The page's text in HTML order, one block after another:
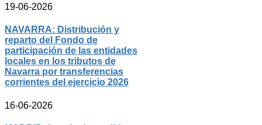
19-06-2026
NAVARRA: Distribución y
reparto del Fondo de
participación de las entidades
locales en los tributos de
Navarra por transferencias
corrientes del ejercicio 2026
16-06-2026